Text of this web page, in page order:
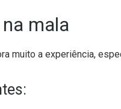
mala
muito a experiência,